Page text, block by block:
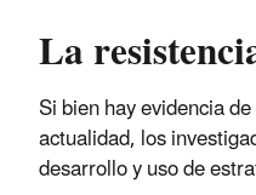
La
Si bien hay evidencia
actualidad, los
desarrollo y uso de